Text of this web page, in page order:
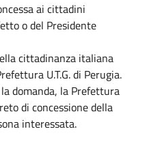
ai cittadini
o del Presidente
cittadinanza italiana
U.T.G. di Perugia.
domanda, la Prefettura
di concessione della
interessata.